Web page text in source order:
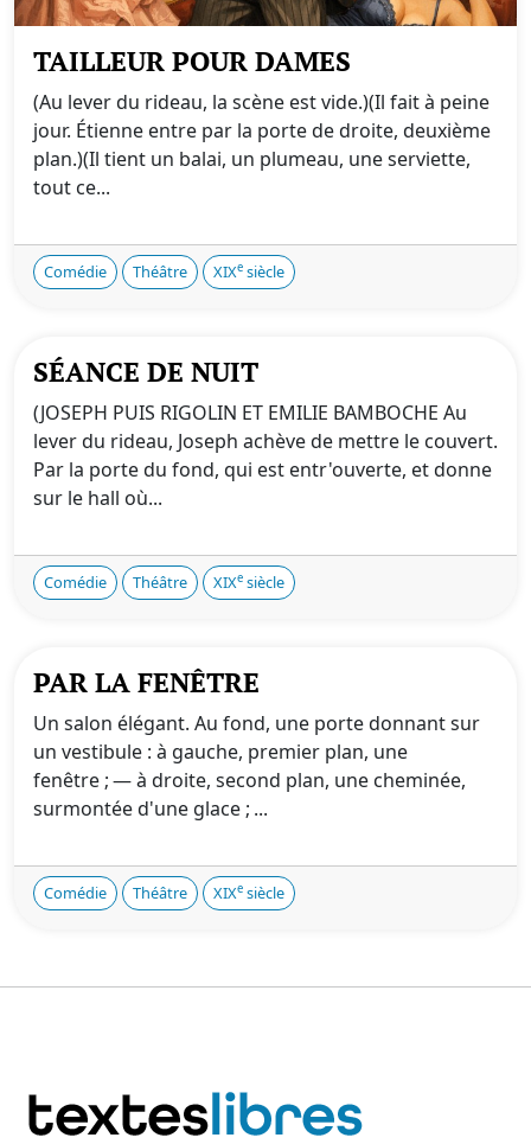
TAILLEUR POUR DAMES
(Au lever du rideau, la scène est vide.)(Il fait à peine
jour. Étienne entre par la porte de droite, deuxième
plan.)(Il tient un balai, un plumeau, une serviette,
tout ce...
Comédie Théâtre XIXe siècle
SÉANCE DE NUIT
(JOSEPH PUIS RIGOLIN ET EMILIE BAMBOCHE Au
lever du rideau, Joseph achève de mettre le couvert.
Par la porte du fond, qui est entr'ouverte, et donne
sur le hall où...
Comédie Théâtre XIXe siècle
PAR LA FENÊTRE
Un salon élégant. Au fond, une porte donnant sur
un vestibule : à gauche, premier plan, une
fenêtre ; — à droite, second plan, une cheminée,
surmontée d'une glace ; ...
Comédie Théâtre XIXe siècle